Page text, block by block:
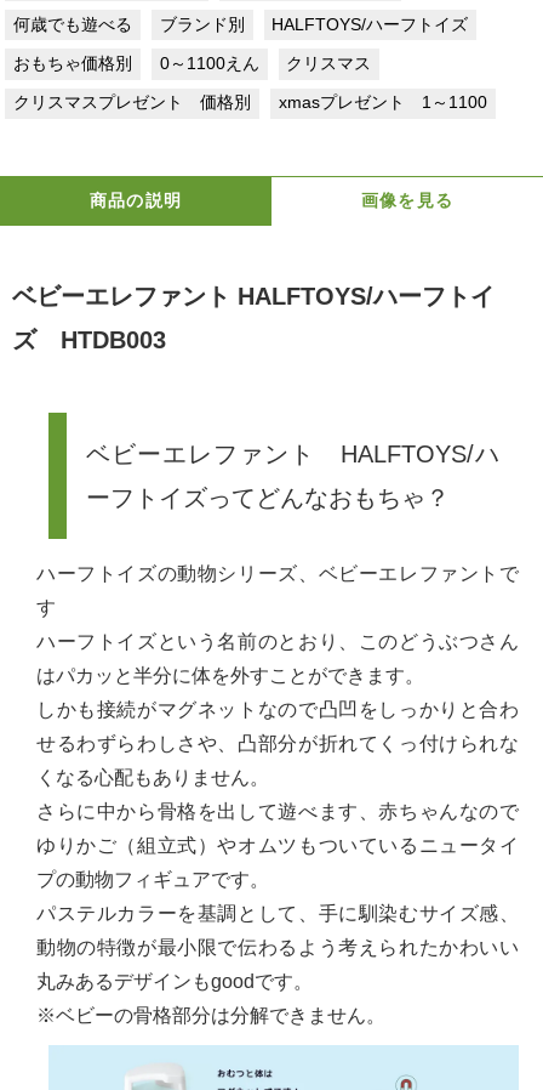
何歳でも遊べる ブランド別 HALFTOYS/ハーフトイズ
おもちゃ価格別 0～1100えん クリスマス
クリスマスプレゼント 価格別 xmasプレゼント 1～1100
商品の説明 画像を見る
ベビーエレファント HALFTOYS/ハーフトイ
ズ HTDB003
ベビーエレファント HALFTOYS/ハ
ーフトイズってどんなおもちゃ？
ハーフトイズの動物シリーズ、ベビーエレファントで
す
ハーフトイズという名前のとおり、このどうぶつさん
はパカッと半分に体を外すことができます。
しかも接続がマグネットなので凸凹をしっかりと合わ
せるわずらわしさや、凸部分が折れてくっ付けられな
くなる心配もありません。
さらに中から骨格を出して遊べます、赤ちゃんなので
ゆりかご（組立式）やオムツもついているニュータイ
プの動物フィギュアです。
パステルカラーを基調として、手に馴染むサイズ感、
動物の特徴が最小限で伝わるよう考えられたかわいい
丸みあるデザインもgoodです。
※ベビーの骨格部分は分解できません。